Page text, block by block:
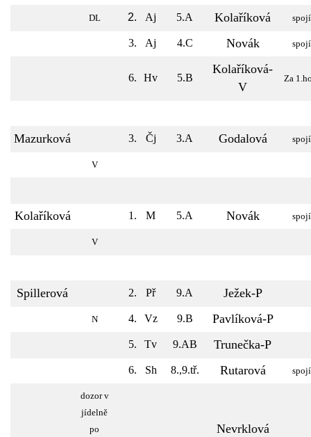
DL 2. Aj 5.A Kolaříková spojí
3. Aj 4.C Novák spojí
6. Hv 5.B
Kolaříková-
V
Za
Mazurková 3. Čj 3.A Godalová spojí
V
Kolaříková 1. M 5.A Novák spojí
V
Spillerová 2. Př 9.A Ježek-P
N 4. Vz 9.B Pavlíková-P
5. Tv 9.AB Trunečka-P
6. Sh 8.,9.tř. Rutarová spojí
dozor v
jídelně
po
Nevrklová